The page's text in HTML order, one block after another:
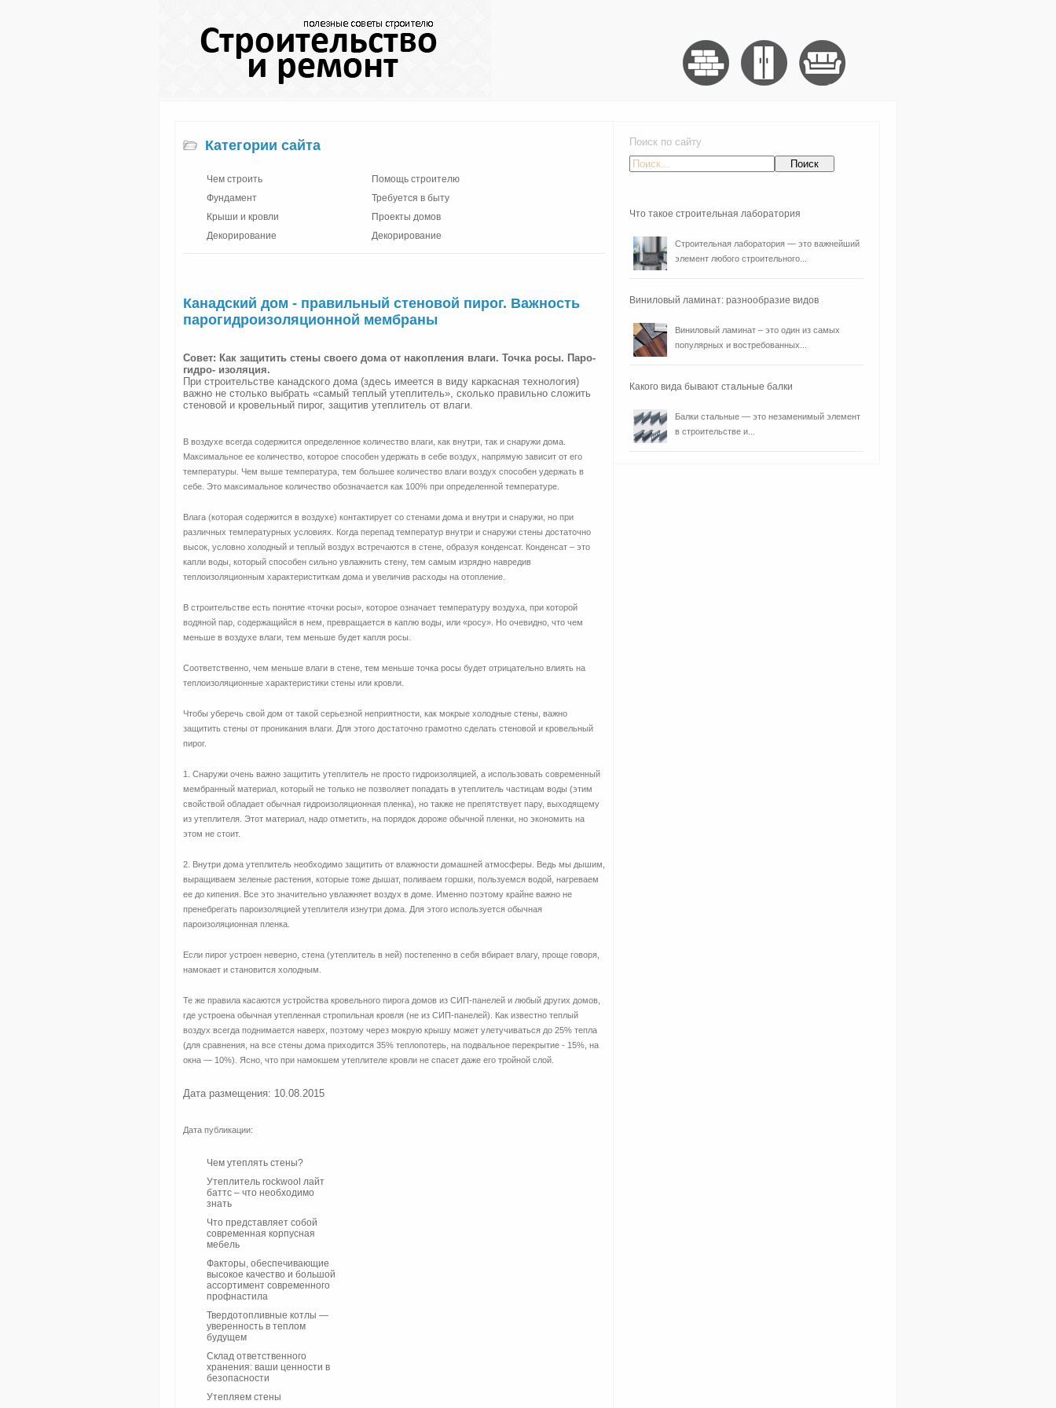
Категории сайта
Чем строить
Фундамент
Крыши и кровли
Декорирование
Помощь строителю
Требуется в быту
Проекты домов
Декорирование
Канадский дом - правильный стеновой пирог. Важность
парогидроизоляционной мембраны
Совет: Как защитить стены своего дома от накопления влаги. Точка росы. Паро-
гидро- изоляция.
При строительстве канадского дома (здесь имеется в виду каркасная технология)
важно не столько выбрать «самый теплый утеплитель», сколько правильно сложить
стеновой и кровельный пирог, защитив утеплитель от влаги.
В воздухе всегда содержится определенное количество влаги, как внутри, так и снаружи дома.
Максимальное ее количество, которое способен удержать в себе воздух, напрямую зависит от его
температуры. Чем выше температура, тем большее количество влаги воздух способен удержать в
себе. Это максимальное количество обозначается как 100% при определенной температуре.
Влага (которая содержится в воздухе) контактирует со стенами дома и внутри и снаружи, но при
различных температурных условиях. Когда перепад температур внутри и снаружи стены достаточно
высок, условно холодный и теплый воздух встречаются в стене, образуя конденсат. Конденсат – это
капли воды, который способен сильно увлажнить стену, тем самым изрядно навредив
теплоизоляционным характериститкам дома и увеличив расходы на отопление.
В строительстве есть понятие «точки росы», которое означает температуру воздуха, при которой
водяной пар, содержащийся в нем, превращается в каплю воды, или «росу». Но очевидно, что чем
меньше в воздухе влаги, тем меньше будет капля росы.
Соответственно, чем меньше влаги в стене, тем меньше точка росы будет отрицательно влиять на
теплоизоляционные характеристики стены или кровли.
Чтобы уберечь свой дом от такой серьезной неприятности, как мокрые холодные стены, важно
защитить стены от проникания влаги. Для этого достаточно грамотно сделать стеновой и кровельный
пирог.
1. Снаружи очень важно защитить утеплитель не просто гидроизоляцией, а использовать современный
мембранный материал, который не только не позволяет попадать в утеплитель частицам воды (этим
свойствой обладает обычная гидроизоляционная пленка), но также не препятствует пару, выходящему
из утеплителя. Этот материал, надо отметить, на порядок дороже обычной пленки, но экономить на
этом не стоит.
2. Внутри дома утеплитель необходимо защитить от влажности домашней атмосферы. Ведь мы дышим,
выращиваем зеленые растения, которые тоже дышат, поливаем горшки, пользуемся водой, нагреваем
ее до кипения. Все это значительно увлажняет воздух в доме. Именно поэтому крайне важно не
пренебрегать пароизоляцией утеплителя изнутри дома. Для этого используется обычная
пароизоляционная пленка.
Если пирог устроен неверно, стена (утеплитель в ней) постепенно в себя вбирает влагу, проще говоря,
намокает и становится холодным.
Те же правила касаются устройства кровельного пирога домов из СИП-панелей и любый других домов,
где устроена обычная утепленная стропильная кровля (не из СИП-панелей). Как известно теплый
воздух всегда поднимается наверх, поэтому через мокрую крышу может улетучиваться до 25% тепла
(для сравнения, на все стены дома приходится 35% теплопотерь, на подвальное перекрытие - 15%, на
окна — 10%). Ясно, что при намокшем утеплителе кровли не спасет даже его тройной слой.
Дата размещения: 10.08.2015
Дата публикации:
Чем утеплять стены?
Утеплитель rockwool лайт
баттс – что необходимо
знать
Что представляет собой
современная корпусная
мебель
Факторы, обеспечивающие
высокое качество и большой
ассортимент современного
профнастила
Твердотопливные котлы —
уверенность в теплом
будущем
Склад ответственного
хранения: ваши ценности в
безопасности
Утепляем стены
Поиск по сайту
Что такое строительная лаборатория
Строительная лаборатория — это важнейший
элемент любого строительного...
Виниловый ламинат: разнообразие видов
Виниловый ламинат – это один из самых
популярных и востребованных...
Какого вида бывают стальные балки
Балки стальные — это незаменимый элемент
в строительстве и...